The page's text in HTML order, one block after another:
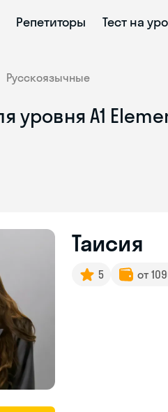
Репетиторы Тест на
Русскоязычные
уровня A1
Таисия
5 от